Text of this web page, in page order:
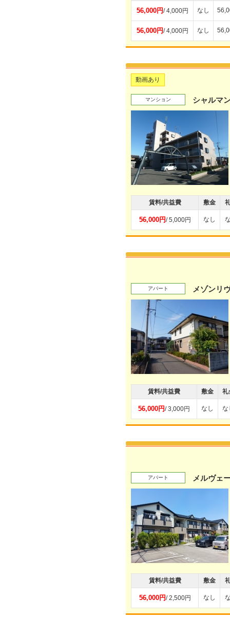
56,000円/ 4,000円 なし
56,000円/ 4,000円 なし
動画あり
マンション シャルマ
賃料/共益費 敷金
56,000円/ 5,000円 なし
アパート メゾンリ
賃料/共益費 敷金 礼
56,000円/ 3,000円 なし な
アパート メルヴェ
賃料/共益費 敷金
56,000円/ 2,500円 なし